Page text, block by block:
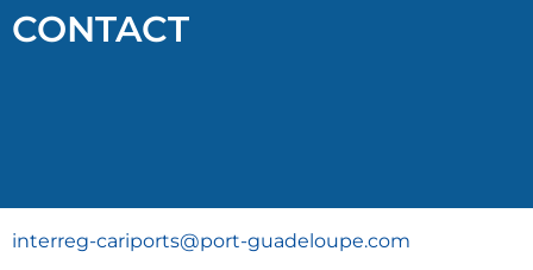
CONTACT
interreg-cariports@port-guadeloupe.com